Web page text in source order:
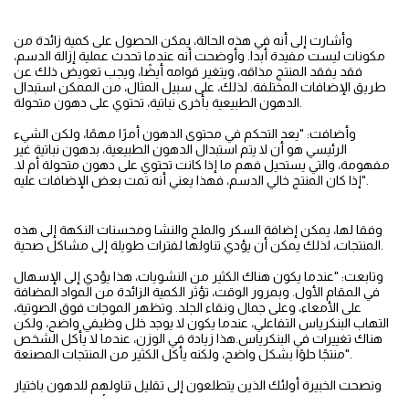
وأشارت إلى أنه في هذه الحالة، يمكن الحصول على كمية زائدة من
مكونات ليست مفيدة أبدا. وأوضحت أنه عندما تحدث عملية إزالة الدسم،
فقد يفقد المنتج مذاقه، ويتغير قوامه أيضًا، ويجب تعويض ذلك عن
طريق الإضافات المختلفة. لذلك، على سبيل المثال، من الممكن استبدال
وأضافت: "يعد التحكم في محتوى الدهون أمرًا مهمًا، ولكن الشيء
الرئيسي هو أن لا يتم استبدال الدهون الطبيعية، بدهون نباتية غير
مفهومة، والتي يستحيل فهم ما إذا كانت تحتوي على دهون متحولة أم لا.
إذا كان المنتج خالي الدسم، فهذا يعني أنه تمت بعض الإضافات عليه".
وفقا لها، يمكن إضافة السكر والملح والنشا ومحسنات النكهة إلى هذه
وتابعت: "عندما يكون هناك الكثير من النشويات، هذا يؤدي إلى الإسهال
في المقام الأول. وبمرور الوقت، تؤثر الكمية الزائدة من المواد المضافة
على الأمعاء، وعلى جمال ونقاء الجلد. وتظهر الموجات فوق الصوتية،
التهاب البنكرياس التفاعلي، عندما يكون لا يوجد خلل وظيفي واضح، ولكن
هناك تغييرات في البنكرياس.هذا زيادة في الوزن، عندما لا يأكل الشخص
منتجًا حلوًا بشكل واضح، ولكنه يأكل الكثير من المنتجات المصنعة".
ونصحت الخبيرة أولئك الذين يتطلعون إلى تقليل تناولهم للدهون باختيار